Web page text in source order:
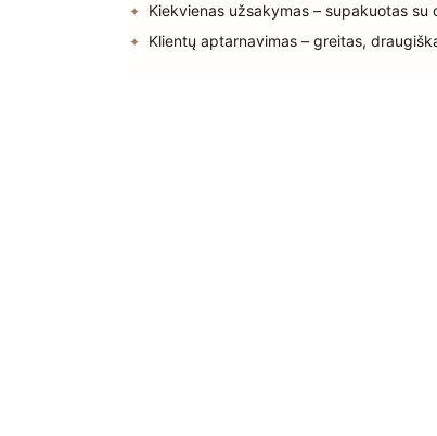
Kiekvienas užsakymas – supakuotas su
Klientų aptarnavimas – greitas,